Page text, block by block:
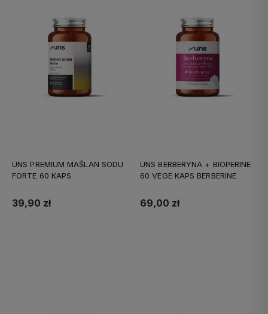
UNS PREMIUM MAŚLAN SODU
FORTE 60 KAPS
39,90 zł
UNS BERBERYNA + BIOPERINE
60 VEGE KAPS BERBERINE
69,00 zł